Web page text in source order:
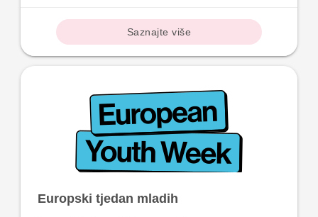
Saznajte više
Europski tjedan mladih